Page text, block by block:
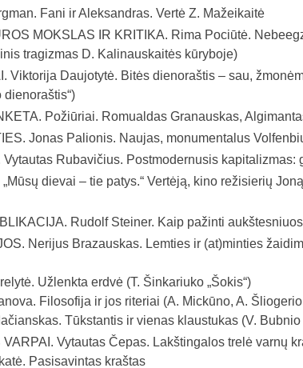
Fani ir Aleksandras. Vertė Z. Mažeikaitė
MOKSLAS IR KRITIKA. Rima Pociūtė.
tragizmas D. Kalinauskaitės kūryboje)
Viktorija Daujotytė. Bitės dienoraštis – sau,
dienoraštis“)
Požiūriai. Romualdas Granauskas,
Jonas Palionis. Naujas, monumentalus
Vytautas Rubavičius. Postmodernusis kapitalizmas:
„Mūsų dievai – tie patys.“ Vertėją, kino režisierių
Rudolf Steiner. Kaip pažinti
Nerijus Brazauskas. Lemties ir (at)minties
Užlenkta erdvė (T. Šinkariuko „Šokis“)
Filosofija ir jos riteriai (A. Mickūno, A.
Tūkstantis ir vienas klaustukas (V. Bubnio
Vytautas Čepas. Lakštingalos trelė varnų
Pasisavintas kraštas